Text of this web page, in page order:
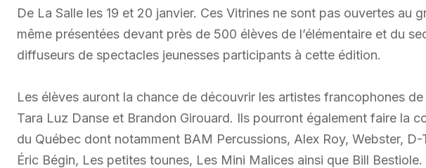
De La Salle les 19 et 20 janvier. Ces Vitrines ne sont pas ouvertes au
même présentées devant près de 500 élèves de l’élémentaire et du
diffuseurs de spectacles jeunesses participants à cette édition.
Les élèves auront la chance de découvrir les artistes francophones de
Tara Luz Danse et Brandon Girouard. Ils pourront également faire la
du Québec dont notamment BAM Percussions, Alex Roy, Webster,
Éric Bégin, Les petites tounes, Les Mini Malices ainsi que Bill Bestiole.